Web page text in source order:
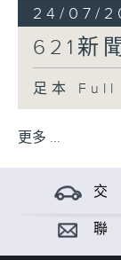
24/07/
621新
足本
更多 ...
交
聯